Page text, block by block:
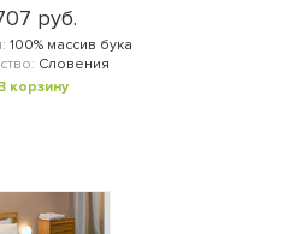
руб.
100% массив бука
Словения
корзину